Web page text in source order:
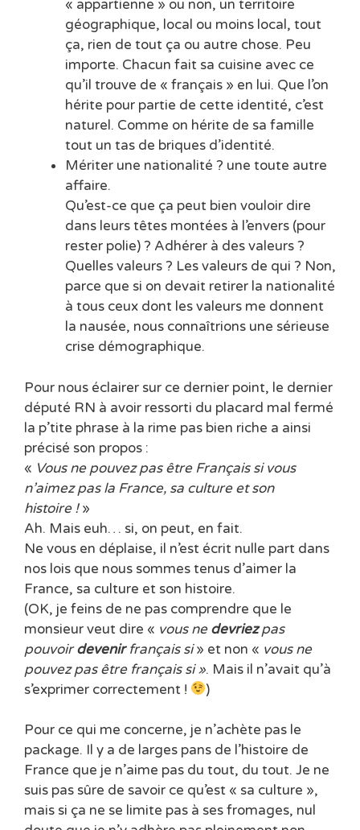
« appartienne » ou non, un territoire
géographique, local ou moins local, tout
ça, rien de tout ça ou autre chose. Peu
importe. Chacun fait sa cuisine avec ce
qu’il trouve de « français » en lui. Que l’on
hérite pour partie de cette identité, c’est
naturel. Comme on hérite de sa famille
tout un tas de briques d’identité.
Mériter une nationalité ? une toute autre
affaire.
Qu’est-ce que ça peut bien vouloir dire
dans leurs têtes montées à l’envers (pour
rester polie) ? Adhérer à des valeurs ?
Quelles valeurs ? Les valeurs de qui ? Non,
parce que si on devait retirer la nationalité
à tous ceux dont les valeurs me donnent
la nausée, nous connaîtrions une sérieuse
crise démographique.
Pour nous éclairer sur ce dernier point, le dernier
député RN à avoir ressorti du placard mal fermé
la p’tite phrase à la rime pas bien riche a ainsi
précisé son propos :
« Vous ne pouvez pas être Français si vous
n’aimez pas la France, sa culture et son
histoire !»
Ah. Mais euh… si, on peut, en fait.
Ne vous en déplaise, il n’est écrit nulle part dans
nos lois que nous sommes tenus d’aimer la
France, sa culture et son histoire.
(OK, je feins de ne pas comprendre que le
monsieur veut dire « vous nedevriezpas
pouvoirdevenirfrançais si» et non « vous ne
pouvez pas être français si ». Mais il n’avait qu’à
s’exprimer correctement !
)
Pour ce qui me concerne, je n’achète pas le
package. Il y a de larges pans de l’histoire de
France que je n’aime pas du tout, du tout. Je ne
suis pas sûre de savoir ce qu’est « sa culture »,
mais si ça ne se limite pas à ses fromages, nul